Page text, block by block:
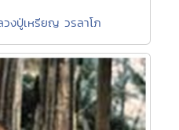
งปู่เหรียญ วรลาโภ